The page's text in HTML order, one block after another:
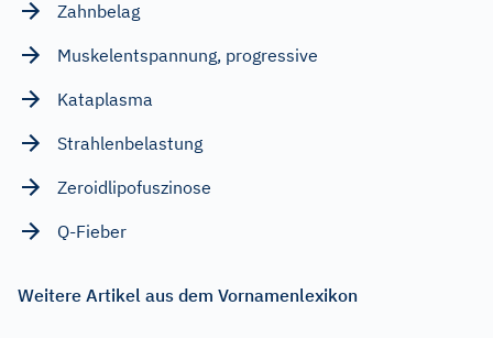
Zahnbelag
Muskelentspannung, progressive
Kataplasma
Strahlenbelastung
Zeroidlipofuszinose
Q-Fieber
Weitere Artikel aus dem Vornamenlexikon